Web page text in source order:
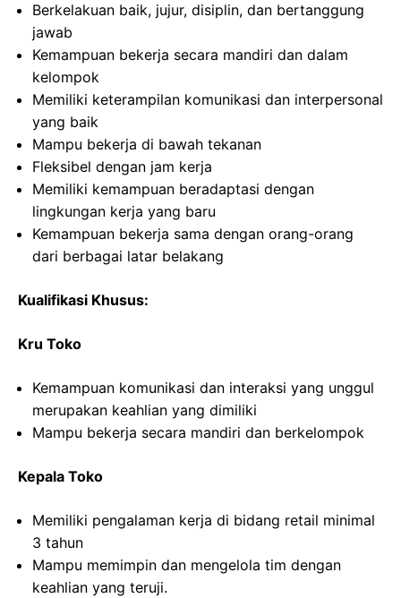
Berkelakuan baik, jujur, disiplin, dan bertanggung
jawab
Kemampuan bekerja secara mandiri dan dalam
kelompok
Memiliki keterampilan komunikasi dan interpersonal
yang baik
Mampu bekerja di bawah tekanan
Fleksibel dengan jam kerja
Memiliki kemampuan beradaptasi dengan
lingkungan kerja yang baru
Kemampuan bekerja sama dengan orang-orang
dari berbagai latar belakang
Kualifikasi Khusus:
Kru Toko
Kemampuan komunikasi dan interaksi yang unggul
merupakan keahlian yang dimiliki
Mampu bekerja secara mandiri dan berkelompok
Kepala Toko
Memiliki pengalaman kerja di bidang retail minimal
3 tahun
Mampu memimpin dan mengelola tim dengan
keahlian yang teruji.